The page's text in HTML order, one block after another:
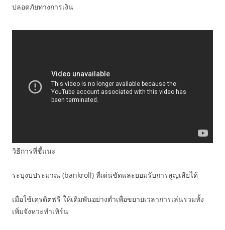
ปลอดภัยทางการเงิน
วิธีการที่ชี้แนะ
ระบุงบประมาณ (bankroll) ที่เด่นชัดและยอมรับการสูญเสียได้
เมื่อใช้เครดิตฟรี ให้เดิมพันอย่างต่ำเพื่อขยายเวลาการเล่นรวมทั้ง
เพิ่มจังหวะทำเทิร์น